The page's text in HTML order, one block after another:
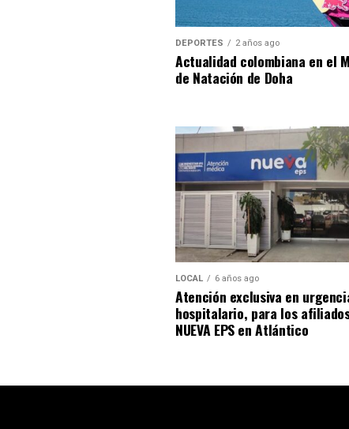
DEPORTES 2 años ago
Actualidad colombiana en el
de Natación de Doha
LOCAL 6 años ago
Atención exclusiva en
hospitalario, para los
NUEVA EPS en Atlántico